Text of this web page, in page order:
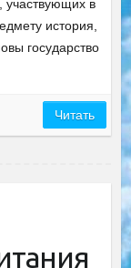
участвующих в
история,
государство
Читать